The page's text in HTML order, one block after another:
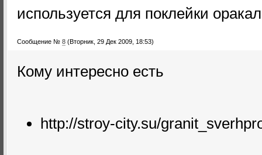
используется для поклейки
Сообщение № 8 (Вторник, 29 Дек 2009, 18:53)
Кому интересно есть
http://stroy-city.su/